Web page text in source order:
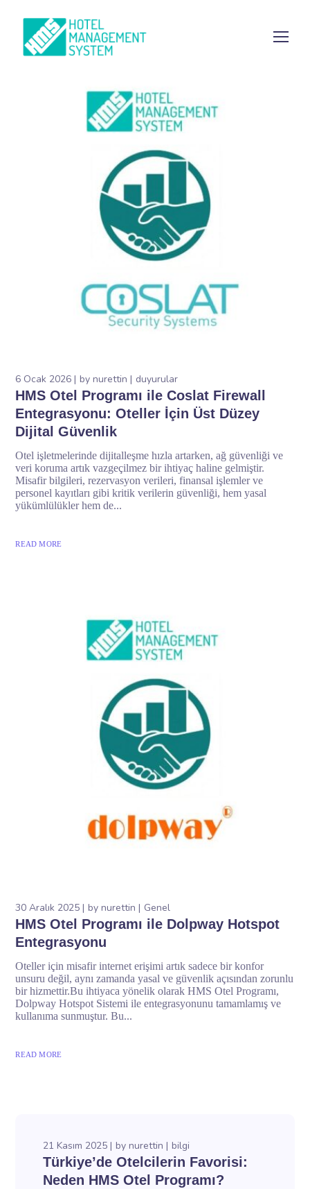
6 Ocak 2026 bynurettin duyurular
HMS Otel Programı ile Coslat Firewall
Entegrasyonu: Oteller İçin Üst Düzey
Dijital Güvenlik
Otel işletmelerinde dijitalleşme hızla artarken, ağ güvenliği ve
veri koruma artık vazgeçilmez bir ihtiyaç haline gelmiştir.
Misafir bilgileri, rezervasyon verileri, finansal işlemler ve
personel kayıtları gibi kritik verilerin güvenliği, hem yasal
yükümlülükler hem de...
READ MORE
30 Aralık 2025 bynurettin Genel
HMS Otel Programı ile Dolpway Hotspot
Entegrasyonu
Oteller için misafir internet erişimi artık sadece bir konfor
unsuru değil, aynı zamanda yasal ve güvenlik açısından zorunlu
bir hizmettir.Bu ihtiyaca yönelik olarak HMS Otel Programı,
Dolpway Hotspot Sistemi ile entegrasyonunu tamamlamış ve
kullanıma sunmuştur. Bu...
READ MORE
21 Kasım 2025 by nurettin bilgi
Türkiye’de Otelcilerin Favorisi:
Neden HMS Otel Programı?